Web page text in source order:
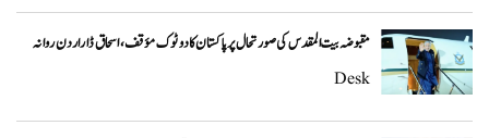
مقبوضہ بیت المقدس کی صورتحال پر پاکستان کا دوٹوک مؤقف، اسحاق ڈار اردن روانہ
Desk